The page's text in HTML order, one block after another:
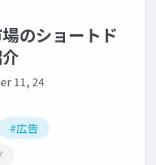
のショートド
11, 24
#広告